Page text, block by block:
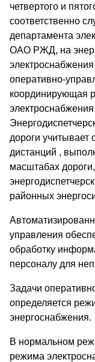
четвертого и
соответственно
департамента
ОАО РЖД, на
оперативно-
координирующая
дороги учитывает
дистанций ,
масштабах
районных
управления
обработку
персоналу для
Задачи
определяется
энергоснабжения.
В нормальном
режима